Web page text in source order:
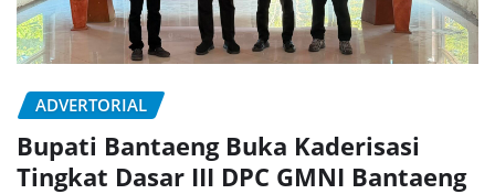
ADVERTORIAL
Bupati Bantaeng Buka Kaderisasi
Tingkat Dasar III DPC GMNI Bantaeng